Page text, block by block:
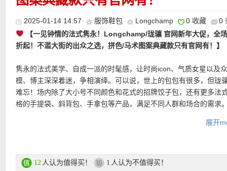
【Longchamp/珑骧 Xtra XS迷你斜挎包 特价仅259欧，原价370
你斜挎包版型小巧便携，随身必备物品轻松收纳。以柔软小牛皮打
经典折叠设计与现代简约线条。可手提、肩背或斜背，轻巧实用，
法式优雅与日常便利。贴合轮廓设计自然顺滑贴身，打造随性都市
•【Longchamp Le Panier Pliage系列编织手提斜挎包 新人折上
的度假感，整体营造的氛围也要更加的慵懒和文艺。珑骧这只Le
Pliage饰有刺绣马形，设计感十足，展现优雅与休闲造型。附有钩
使用需求轻松扣上肩带，相比于传统草编包过于强调的度假感，这
由的过头，只要不是特别正式的商务场合，背它出门都没有问题！
【Longchamp/珑骧 Re-Play拼色托特包 8折后仅220欧！】
其实长年以来，都相当注重环保与永续概念，Le Pliage® Re-Play
征着品牌积极正向且满怀环保意识的精神，运用剩余的帆布、皮革
产品直达链接点此
2025-01-14 14:57 服饰鞋包 Longchamp 0 收藏
0
【一见钟情的法式隽永！Longchamp/珑骧 官网新年大促，全
折起！不滥大街的出众之选，拼色/马术图案典藏款只有官网有！】
隽永的法式美学、自成一派的时髦感，让时尚icon、气质女星以及
模、博主深深着迷，争相演绎。可以说，世上的包包有很多，但珑
难忘！场内除了大小号不同颜色和花式的招牌饺子包，还有更多法
格的手提袋、斜背包、手拿包等产品，满足不同人群和场合的需求
邮费：全场满100欧德国境内免邮
展开
12 人认为值得买！ 1 人认为不值得买！